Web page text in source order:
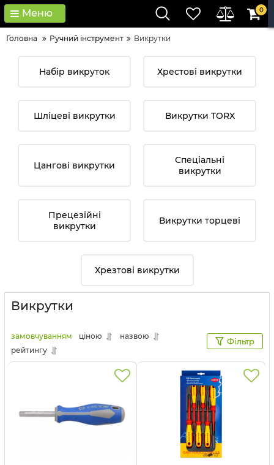
Меню 0
Головна Ручний інструмент Викрутки
Набір викруток Хрестові викрутки
Шліцеві викрутки Викрутки TORX
Цангові викрутки
Спеціальні
викрутки
Прецезійні
викрутки
Викрутки торцеві
Хрезтові викрутки
Викрутки
замовчуванням ціною
назвою
рейтингу
Фільтр